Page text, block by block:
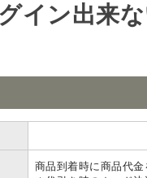
イン出来
商品到着時に商品代